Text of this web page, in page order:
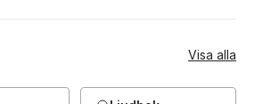
Visa alla